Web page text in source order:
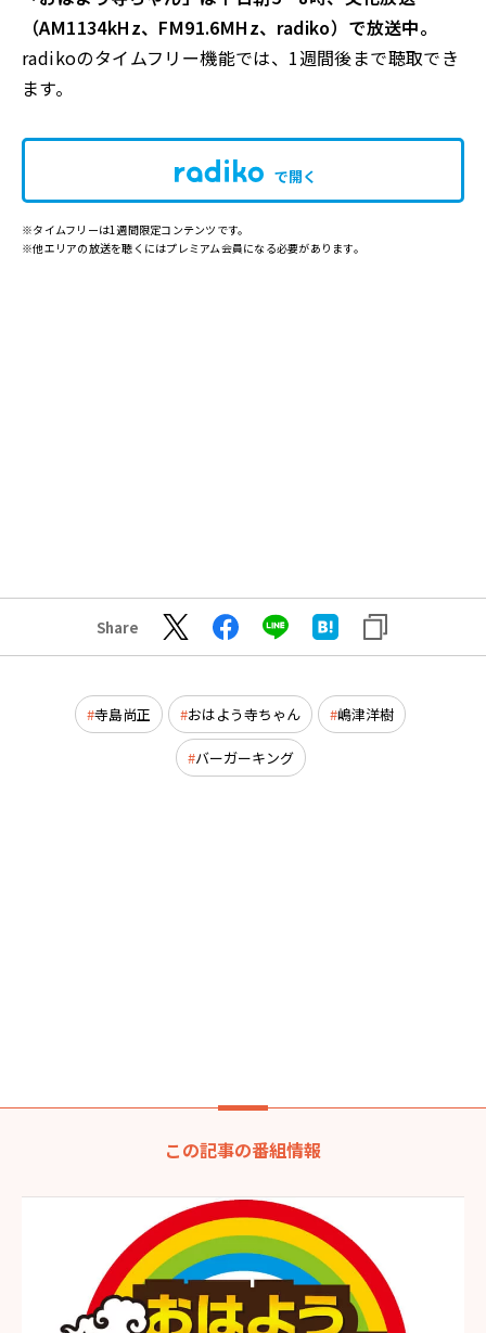
（AM1134kHz、FM91.6MHz、radiko）で放送中。
radikoのタイムフリー機能では、1週間後まで聴取でき
ます。
で開く
※タイムフリーは1週間限定コンテンツです。
※他エリアの放送を聴くにはプレミアム会員になる必要があります。
Share
寺島尚正 おはよう寺ちゃん 嶋津洋樹
バーガーキング
この記事の番組情報